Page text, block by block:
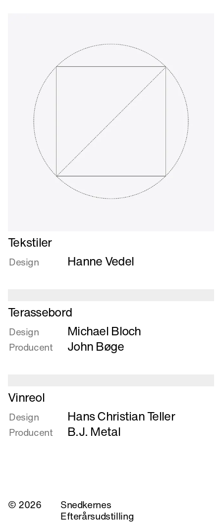
Læs
mere
om
Tekstiler
Design Hanne Vedel
Læs
mere
om
Terassebord
Terassebord
Design Michael Bloch
Producent John Bøge
Læs
mere
om
Vinreol
Vinreol
Design Hans Christian Teller
Producent B.J. Metal
© 2026
Snedkernes
Efterårsudstilling